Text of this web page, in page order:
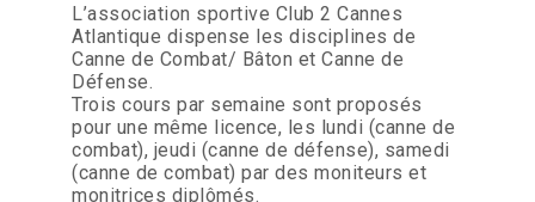
L’association sportive Club 2 Cannes
Atlantique dispense les disciplines de
Canne de Combat/ Bâton et Canne de
Défense.
Trois cours par semaine sont proposés
pour une même licence, les lundi (canne de
combat), jeudi (canne de défense), samedi
(canne de combat) par des moniteurs et
monitrices diplômés.